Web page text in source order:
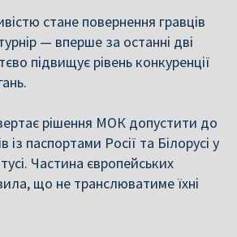
стане повернення гравців
— вперше за останні дві
підвищує рівень конкуренції
рішення МОК допустити до
із паспортами Росії та Білорусі у
Частина європейських
що не транслюватиме їхні